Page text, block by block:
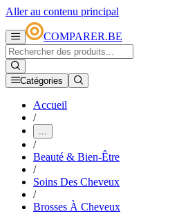
Aller au contenu principal
COMPARER.BE
Catégories
Accueil
/
...
/
Beauté & Bien-Être
/
Soins Des Cheveux
/
Brosses À Cheveux